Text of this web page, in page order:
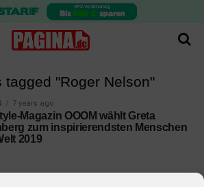
tagged "Roger Nelson"
7 years ago
Magazin OOOM wählt Greta
zum inspirierendsten Menschen
2019